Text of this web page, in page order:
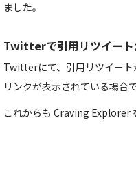
ました。
Twitterで引用リツイート
Twitterにて、引用リツイート
リンクが表示されている場合
これからも Craving Explorer